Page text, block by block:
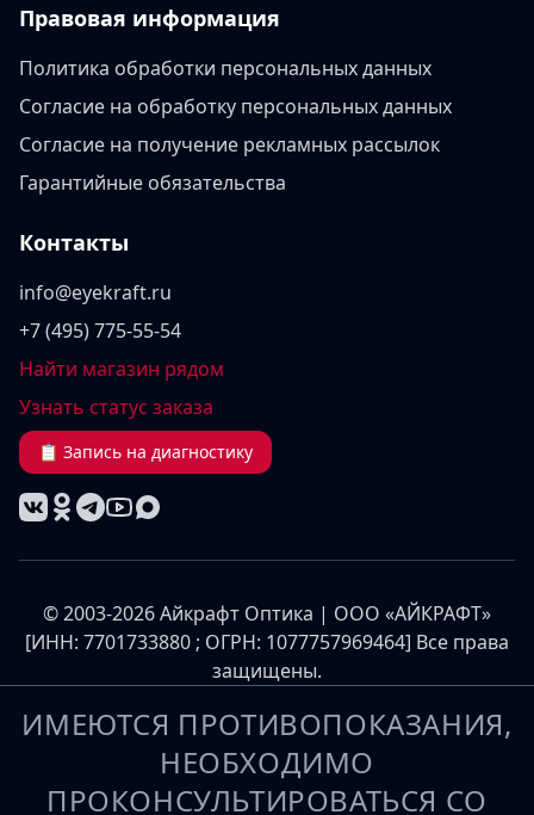
Правовая информация
Политика обработки персональных данных
Согласие на обработку персональных данных
Согласие на получение рекламных рассылок
Гарантийные обязательства
Контакты
info@eyekraft.ru
+7 (495) 775-55-54
Найти магазин рядом
Узнать статус заказа
📋 Запись на диагностику
© 2003-2026 Айкрафт Оптика | ООО «АЙКРАФТ»
[ИНН: 7701733880 ; ОГРН: 1077757969464] Все права
защищены.
ИМЕЮТСЯ ПРОТИВОПОКАЗАНИЯ,
НЕОБХОДИМО
ПРОКОНСУЛЬТИРОВАТЬСЯ СО